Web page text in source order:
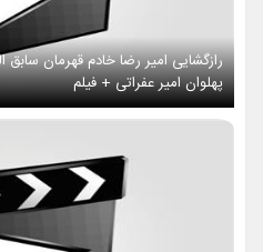
رازگشایی امیر رضا خادم قهرمان
پهلوان امیر عفراتی + فیلم